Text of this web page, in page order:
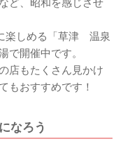
楽しめる「草津 温泉
で開催中です。
店もたくさん見かけ
もおすすめです！
なろう